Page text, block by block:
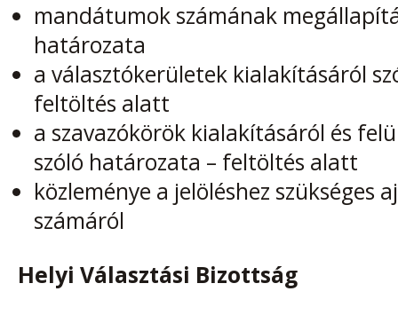
mandátumok számának
határozata
a választókerületek kialakításáról
feltöltés alatt
a szavazókörök kialakításáról és
szóló határozata – feltöltés alatt
közleménye a jelöléshez szükséges
számáról
Helyi Választási Bizottság